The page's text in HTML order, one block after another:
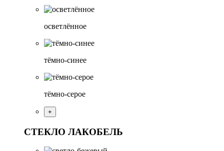
осветлённое
тёмно-синее
тёмно-серое
+
СТЕКЛО ЛАКОБЕЛЬ